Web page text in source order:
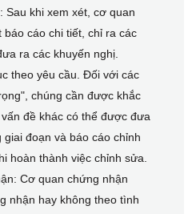
Sau khi xem xét, cơ quan
cáo chi tiết, chỉ ra các
ra các khuyến nghị.
theo yêu cầu. Đối với các
chúng cần được khắc
đề khác có thể được đưa
đoạn và báo cáo chỉnh
hoàn thành việc chỉnh sửa.
Cơ quan chứng nhận
nhận hay không theo tình